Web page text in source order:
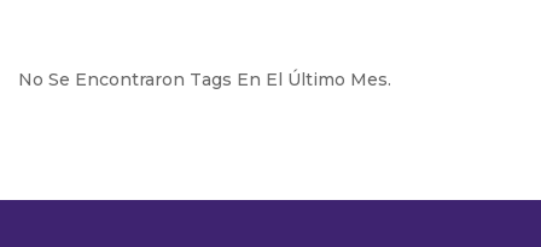
No Se Encontraron Tags En El Último Mes.